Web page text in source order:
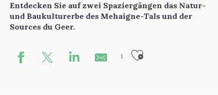
Entdecken Sie auf zwei Spaziergängen das Natur-
und Baukulturerbe des Mehaigne-Tals und der
Sources du Geer.
Ajouter